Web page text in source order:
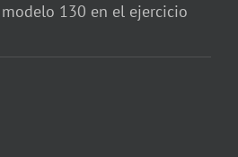
130 en el ejercicio